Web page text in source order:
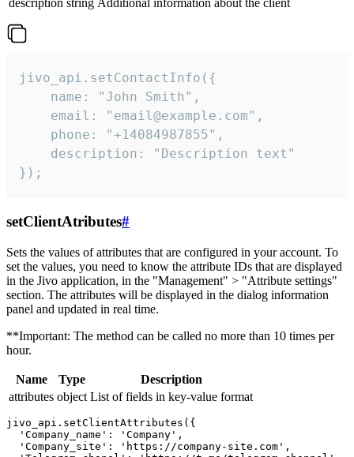
description string Additional information about the client
jivo_api.setContactInfo({
    name: "John Smith",
    email: "email@example.com",
    phone: "+14084987855",
    description: "Description text"
});
setClientAtributes#
Sets the values ​​of attributes that are configured in your account. To
set the values, you need to know the attribute IDs that are displayed
in the Jivo application, in the "Management" > "Attribute settings"
section. The attributes will be displayed in the dialog information
panel and updated in real time.
**Important: The method can be called no more than 10 times per
hour.
Name Type
Description
attributes object List of fields in key-value format
jivo_api.setClientAttributes({
  'Company_name': 'Company',
  'Company_site': 'https://company-site.com',